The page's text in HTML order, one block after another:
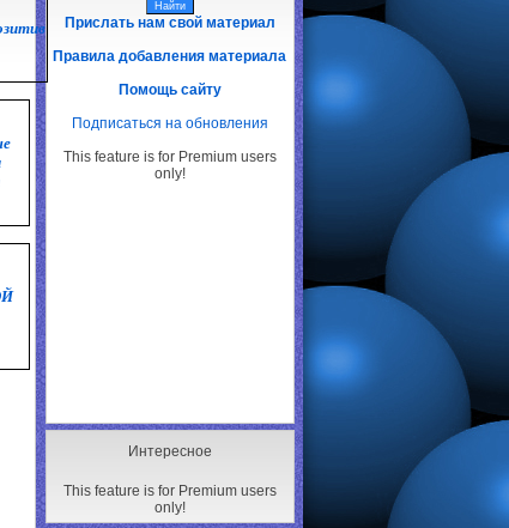
Прислать нам свой материал
Правила добавления материала
Помощь сайту
Подписаться на обновления
This feature is for Premium users
only!
Интересное
This feature is for Premium users
only!